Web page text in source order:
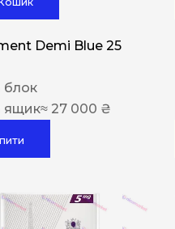
Demi Blue 25
блок
ящик≈ 27 000 ₴